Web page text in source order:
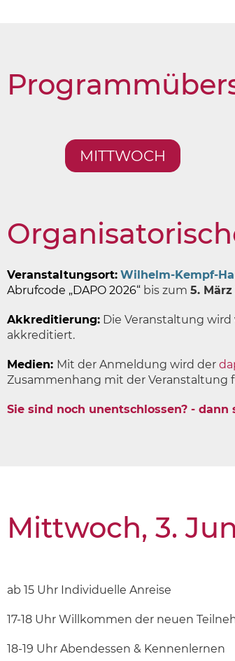
MITTWOCH
Veranstaltungsort: Wilhelm-Kempf-
Abrufcode „DAPO 2026“ bis zum 5. März
Akkreditierung: Die Veranstaltung
akkreditiert.
Medien: Mit der Anmeldung wird der
Zusammenhang mit der Veranstaltung
Sie sind noch unentschlossen? - dann
Mittwoch, 3.
ab 15 Uhr Individuelle Anreise
17-18 Uhr Willkommen der neuen
18-19 Uhr Abendessen & Kennenlernen